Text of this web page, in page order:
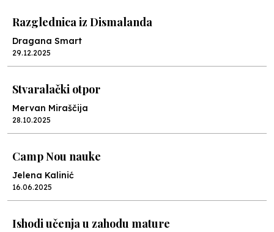
Razglednica iz Dismalanda
Dragana Smart
29.12.2025
Stvaralački otpor
Mervan Miraščija
28.10.2025
Camp Nou nauke
Jelena Kalinić
16.06.2025
Ishodi učenja u zahodu mature